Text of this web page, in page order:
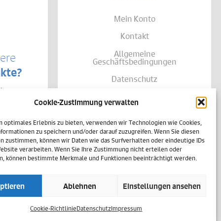
Cookie-Zustimmung verwalten
optimales Erlebnis zu bieten, verwenden wir Technologien wie Cookies,
zu speichern und/oder darauf zuzugreifen. Wenn Sie diesen
zustimmen, können wir Daten wie das Surfverhalten oder eindeutige IDs
verarbeiten. Wenn Sie Ihre Zustimmung nicht erteilen oder
können bestimmte Merkmale und Funktionen beeinträchtigt werden.
Ablehnen Einstellungen ansehen
Cookie-RichtlinieDatenschutzImpressum
von
Ihrer
Mein Konto
Kontakt
Allgemeine
Geschäftsbedingungen
Datenschutz
Widerruf
Versand & Lieferung
Impressum
Vertrag widerrufen